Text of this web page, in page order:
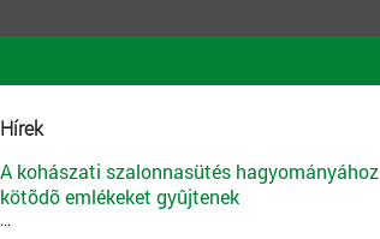
Hírek
A kohászati szalonnasütés hagyományához
kötõdõ emlékeket gyûjtenek
...